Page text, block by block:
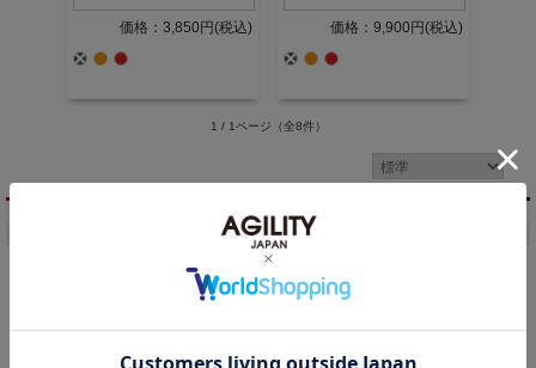
価格：3,850円(税込) 価格：9,900円(税込)
1 / 1ページ （全8件）